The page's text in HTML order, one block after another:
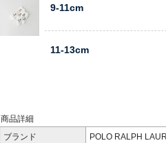
9-11cm
11-13cm
商品詳細
ブランド
POLO RALPH